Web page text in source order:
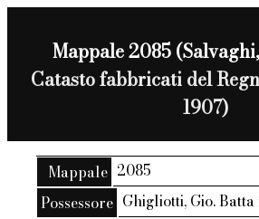
Mappale 2085
Catasto fabbricati del
1907)
Mappale 2085
Possessore Ghigliotti, Gio.